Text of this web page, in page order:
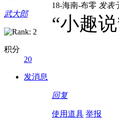
武大郎
积分
20
发消息
18-海南-布零 发表
“小趣
回复
使用道具 举报